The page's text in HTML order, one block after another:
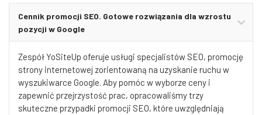
Cennik promocji SEO. Gotowe rozwiązania dla wzrostu
pozycji w Google
Zespół YoSiteUp oferuje usługi specjalistów SEO, promocję
strony internetowej zorientowaną na uzyskanie ruchu w
wyszukiwarce Google. Aby pomóc w wyborze ceny i
zapewnić przejrzystość prac, opracowaliśmy trzy
skuteczne przypadki promocji SEO, które uwzględniają